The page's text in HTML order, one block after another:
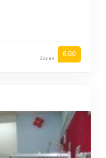
2 oy ile 6.00